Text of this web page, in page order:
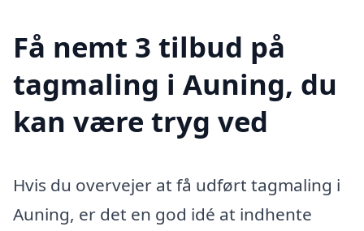
Få nemt 3 tilbud på
tagmaling i Auning, du
kan være tryg ved
Hvis du overvejer at få udført tagmaling i
Auning, er det en god idé at indhente